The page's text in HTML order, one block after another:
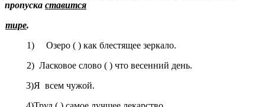
пропуска ста­вится
тире.
1) Озеро ( ) как блестящее зеркало.
2) Ласковое слово ( ) что весенний день.
3)Я всем чужой.